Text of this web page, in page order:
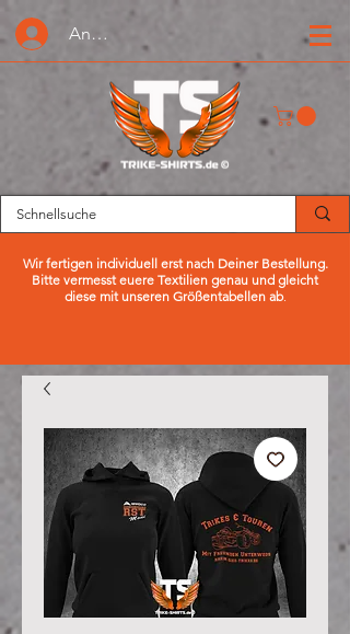
Anmelden oder Registrieren
Wir fertigen individuell erst nach Deiner Bestellung.
Bitte vermesst euere Textilien genau und gleicht
diese mit unseren Größentabellen ab.